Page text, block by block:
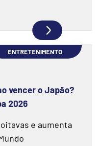
ENTRETENIMENTO
vencer o Japão?
2026
e aumenta